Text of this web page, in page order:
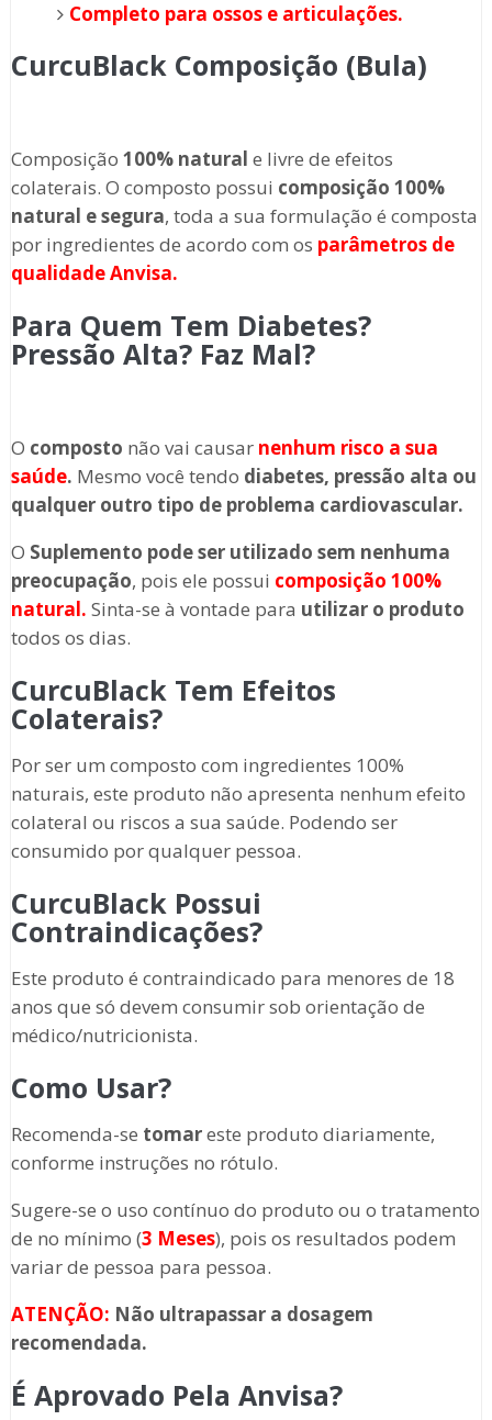
Completo para ossos e articulações.
CurcuBlack Composição (Bula)
Composição 100% natural e livre de efeitos
colaterais. O composto possui composição 100%
natural e segura, toda a sua formulação é composta
por ingredientes de acordo com os parâmetros de
qualidade Anvisa.
Para Quem Tem Diabetes?
Pressão Alta? Faz Mal?
O composto não vai causar nenhum risco a sua
saúde. Mesmo você tendo diabetes, pressão alta ou
qualquer outro tipo de problema cardiovascular.
O Suplemento pode ser utilizado sem nenhuma
preocupação, pois ele possui composição 100%
natural. Sinta-se à vontade para utilizar o produto
todos os dias.
CurcuBlack Tem Efeitos
Colaterais?
Por ser um composto com ingredientes 100%
naturais, este produto não apresenta nenhum efeito
colateral ou riscos a sua saúde. Podendo ser
consumido por qualquer pessoa.
CurcuBlack Possui
Contraindicações?
Este produto é contraindicado para menores de 18
anos que só devem consumir sob orientação de
médico/nutricionista.
Como Usar?
Recomenda-se tomareste produto diariamente,
conforme instruções no rótulo.
Sugere-se o uso contínuo do produto ou o tratamento
de no mínimo (3 Meses), pois os resultados podem
variar de pessoa para pessoa.
ATENÇÃO: Não ultrapassar a dosagem
recomendada.
É Aprovado Pela Anvisa?